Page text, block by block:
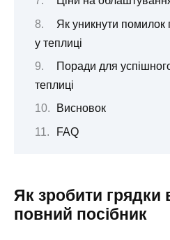
Як уникнути помилок
у теплиці
Поради для
теплиці
Висновок
FAQ
Як зробити грядки
повний посібник